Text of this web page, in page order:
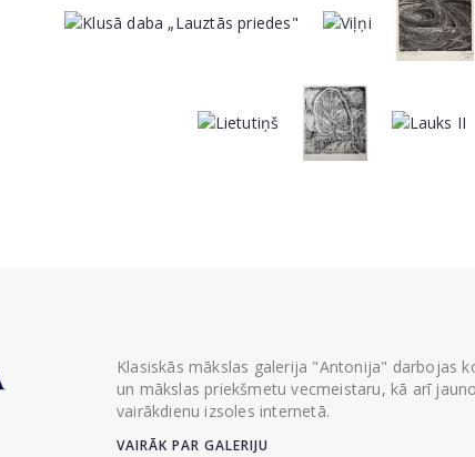
Klasiskās mākslas galerija "Antonija" darbojas
un mākslas priekšmetu vecmeistaru, kā arī
vairākdienu izsoles internetā.
VAIRĀK PAR GALERIJU